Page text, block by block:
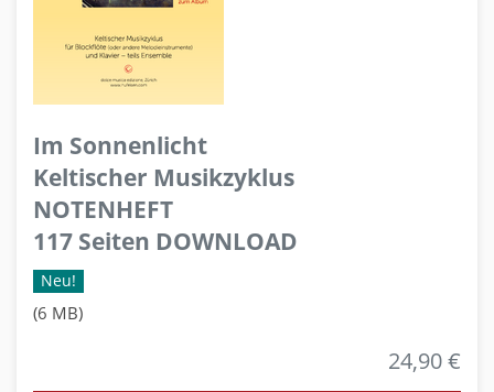
Im Sonnenlicht
Keltischer Musikzyklus
NOTENHEFT
117 Seiten DOWNLOAD
Neu!
(6 MB)
24,90 €